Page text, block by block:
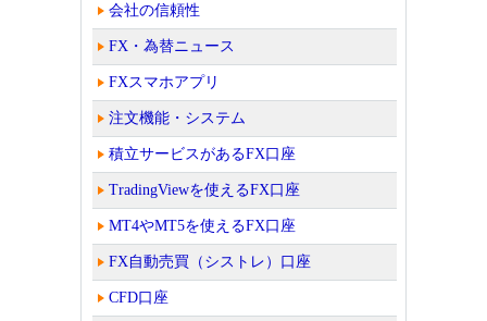
会社の信頼性
FX・為替ニュース
FXスマホアプリ
注文機能・システム
積立サービスがあるFX口座
TradingViewを使えるFX口座
MT4やMT5を使えるFX口座
FX自動売買（シストレ）口座
CFD口座